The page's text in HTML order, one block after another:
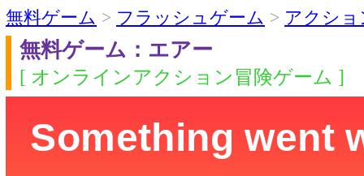
無料ゲーム > フラッシュゲーム > アクショ
無料ゲーム：エアー
[ オンラインアクション冒険ゲーム ]